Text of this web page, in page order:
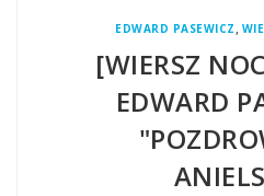
EDWARD PASEWICZ ,
[WIERSZ
EDWARD